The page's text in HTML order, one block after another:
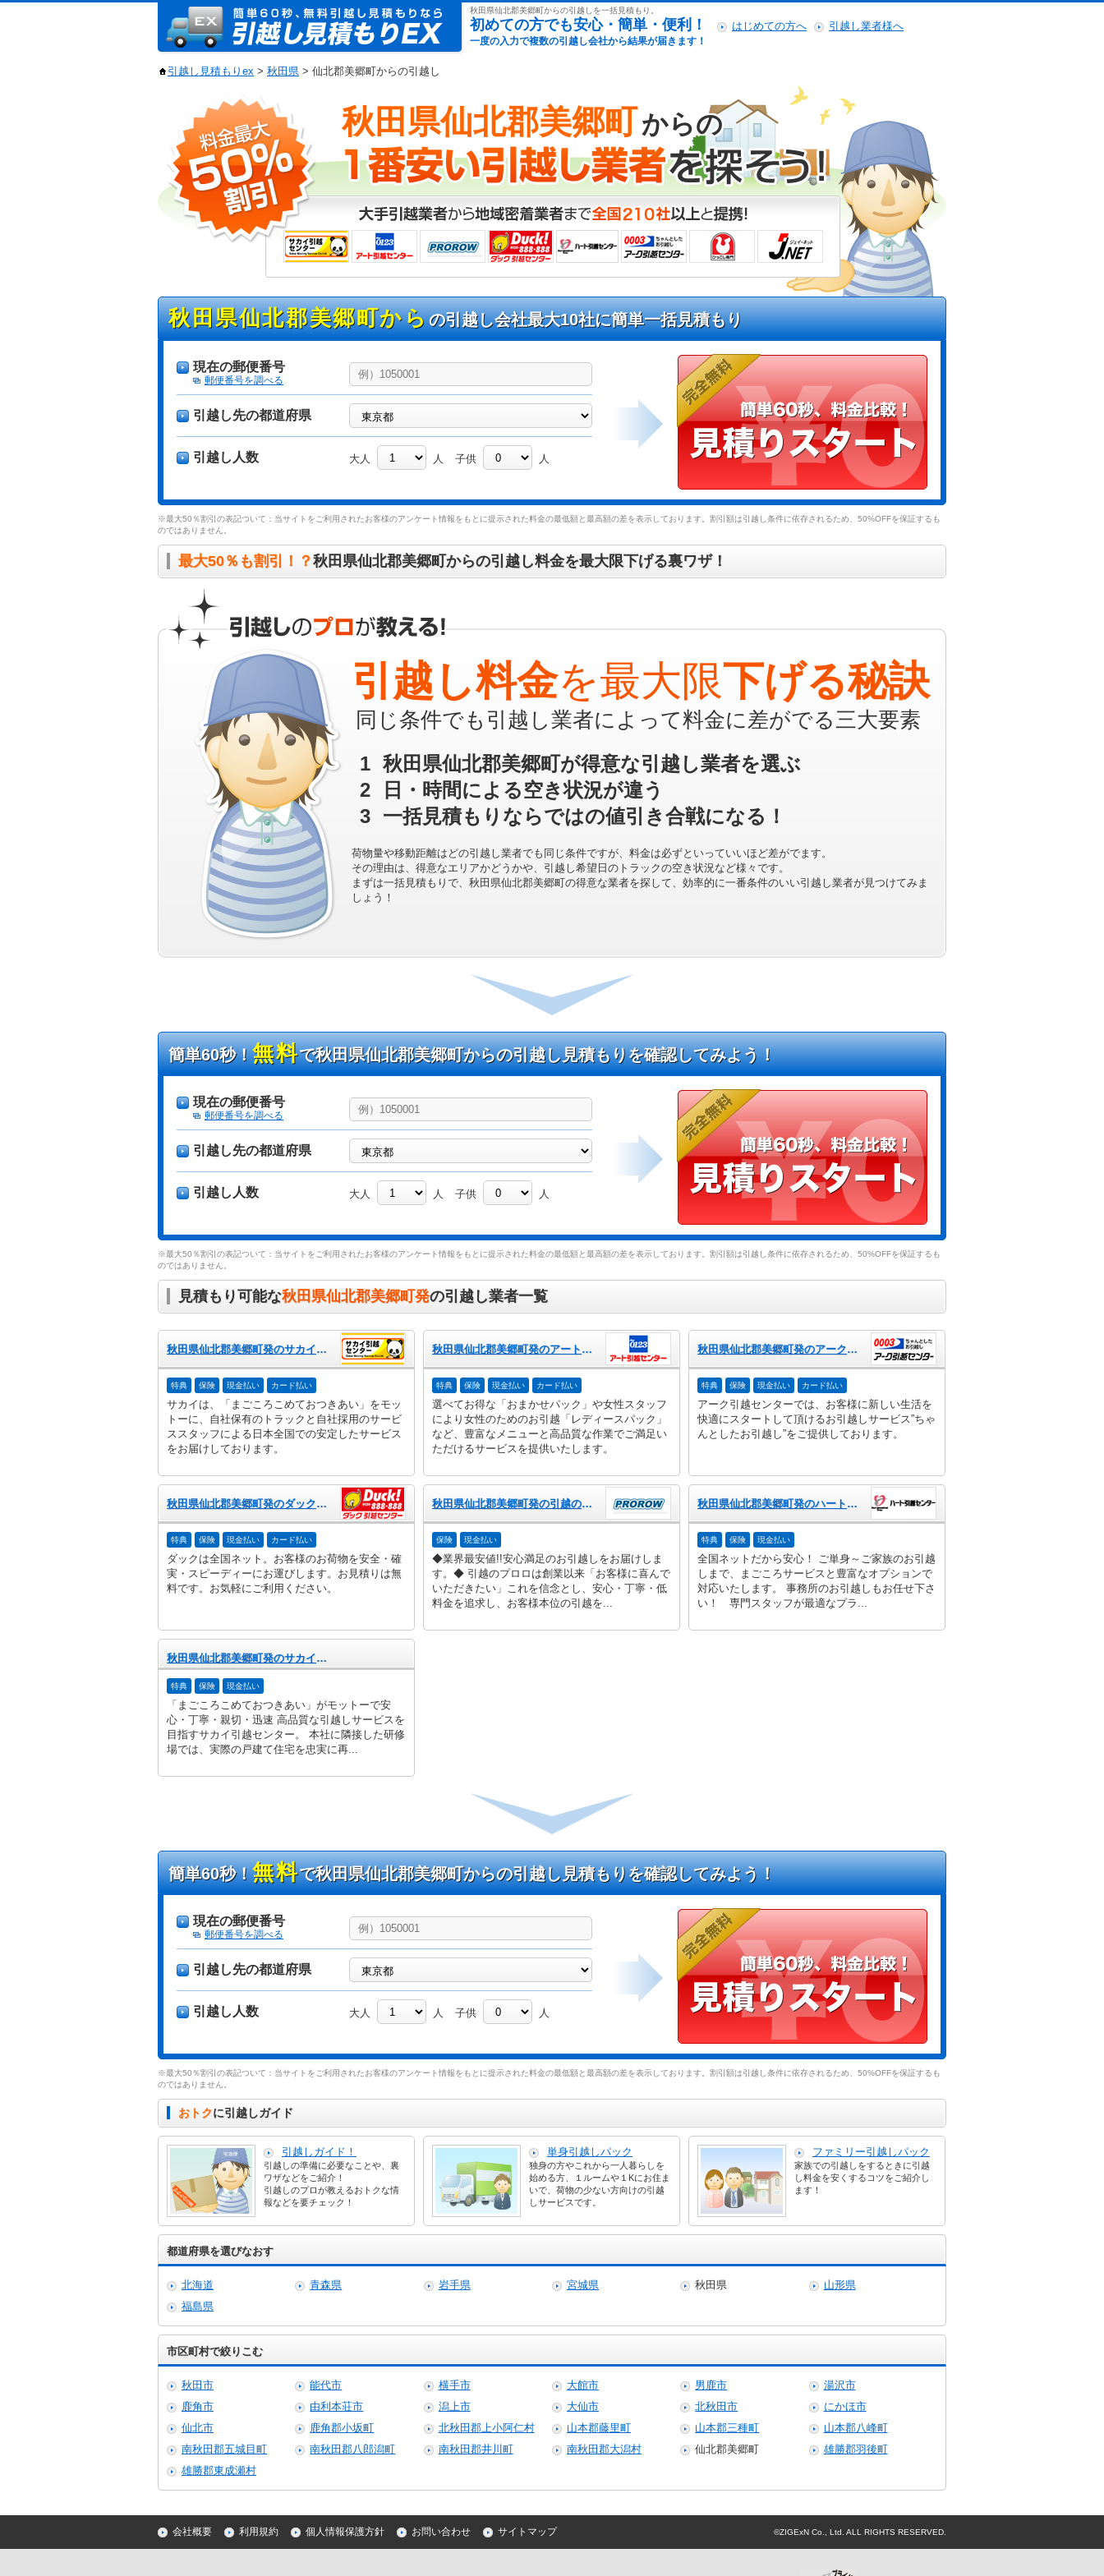
秋田県仙北郡美郷町からの引越しを一括見積もり。
引越し見積もりex
初めての方でも安心・簡単・便利！
一度の入力で複数の引越し会社から結果が届きます！
はじめての方へ 引越し業者様へ
引越し見積もりex > 秋田県 > 仙北郡美郷町からの引越し
秋田県仙北郡美郷町からの
秋田県仙北郡美郷町からの引越し会社最大10社に簡単一括見積もり
現在の郵便番号
郵便番号を調べる
引越し先の都道府県
引越し人数 大人 人 子供 人
※最大50％割引の表記ついて：当サイトをご利用されたお客様のアンケート情報をもとに提示された料金の最低額と最高額の差を表示しております。割引額は引越し条件に依存されるため、50%OFFを保証するも
のではありません。
最大50％も割引！？秋田県仙北郡美郷町からの引越し料金を最大限下げる裏ワザ！
引越し料金を最大限下げる秘訣
同じ条件でも引越し業者によって料金に差がでる三大要素
1 秋田県仙北郡美郷町が得意な引越し業者を選ぶ
2
日・時間による空き状況が違う
3 一括見積もりならではの値引き合戦になる！
荷物量や移動距離はどの引越し業者でも同じ条件ですが、料金は必ずといっていいほど差がでます。
その理由は、得意なエリアかどうかや、引越し希望日のトラックの空き状況など様々です。
まずは一括見積もりで、秋田県仙北郡美郷町の得意な業者を探して、効率的に一番条件のいい引越し業者が見つけてみま
しょう！
簡単60秒！無料で秋田県仙北郡美郷町からの引越し見積もりを確認してみよう！
現在の郵便番号
郵便番号を調べる
引越し先の都道府県
引越し人数 大人 人 子供 人
※最大50％割引の表記ついて：当サイトをご利用されたお客様のアンケート情報をもとに提示された料金の最低額と最高額の差を表示しております。割引額は引越し条件に依存されるため、50%OFFを保証するも
のではありません。
見積もり可能な秋田県仙北郡美郷町発の引越し業者一覧
秋田県仙北郡美郷町発のサカイ引越センター
特典 保険 現金払い カード払い
サカイは、「まごころこめておつきあい」をモッ
トーに、自社保有のトラックと自社採用のサービ
ススタッフによる日本全国での安定したサービス
をお届けしております。
秋田県仙北郡美郷町発のアート引越センター
特典 保険 現金払い カード払い
選べてお得な「おまかせパック」や女性スタッフ
により女性のためのお引越「レディースパック」
など、豊富なメニューと高品質な作業でご満足い
ただけるサービスを提供いたします。
秋田県仙北郡美郷町発のアーク引越センター
特典 保険 現金払い カード払い
アーク引越センターでは、お客様に新しい生活を
快適にスタートして頂けるお引越しサービス”ちゃ
んとしたお引越し”をご提供しております。
秋田県仙北郡美郷町発のダック引越センター
特典 保険 現金払い カード払い
ダックは全国ネット。お客様のお荷物を安全・確
実・スピーディーにお運びします。お見積りは無
料です。お気軽にご利用ください。
秋田県仙北郡美郷町発の引越のプロロ
保険 現金払い
◆業界最安値!!安心満足のお引越しをお届けしま
す。◆ 引越のプロロは創業以来「お客様に喜んで
いただきたい」これを信念とし、安心・丁寧・低
料金を追求し、お客様本位の引越を...
秋田県仙北郡美郷町発のハート引越センター
特典 保険 現金払い
全国ネットだから安心！ ご単身～ご家族のお引越
しまで、まごころサービスと豊富なオプションで
対応いたします。 事務所のお引越しもお任せ下さ
い！ 専門スタッフが最適なプラ...
秋田県仙北郡美郷町発のサカイ引越センター
特典 保険 現金払い
「まごころこめておつきあい」がモットーで安
心・丁寧・親切・迅速 高品質な引越しサービスを
目指すサカイ引越センター。 本社に隣接した研修
場では、実際の戸建て住宅を忠実に再...
簡単60秒！無料で秋田県仙北郡美郷町からの引越し見積もりを確認してみよう！
現在の郵便番号
郵便番号を調べる
引越し先の都道府県
引越し人数 大人 人 子供 人
※最大50％割引の表記ついて：当サイトをご利用されたお客様のアンケート情報をもとに提示された料金の最低額と最高額の差を表示しております。割引額は引越し条件に依存されるため、50%OFFを保証するも
のではありません。
おトクに引越しガイド
引越しガイド！
引越しの準備に必要なことや、裏
ワザなどをご紹介！
引越しのプロが教えるおトクな情
報などを要チェック！
単身引越しパック
独身の方やこれから一人暮らしを
始める方、１ルームや１Kにお住ま
いで、荷物の少ない方向けの引越
しサービスです。
ファミリー引越しパック
家族での引越しをするときに引越
し料金を安くするコツをご紹介し
ます！
都道府県を選びなおす
北海道 青森県 岩手県 宮城県 秋田県
山形県
福島県
市区町村で絞りこむ
秋田市 能代市 横手市 大館市 男鹿市
湯沢市
鹿角市
由利本荘市 潟上市 大仙市 北秋田市
にかほ市
仙北市
鹿角郡小坂町 北秋田郡上小阿仁村 山本郡藤里町 山本郡三種町
山本郡八峰町
南秋田郡五城目町
南秋田郡八郎潟町 南秋田郡井川町 南秋田郡大潟村 仙北郡美郷町
雄勝郡羽後町
雄勝郡東成瀬村
会社概要 利用規約 個人情報保護方針 お問い合わせ サイトマップ ©ZIGExN Co., Ltd. ALL RIGHTS RESERVED.